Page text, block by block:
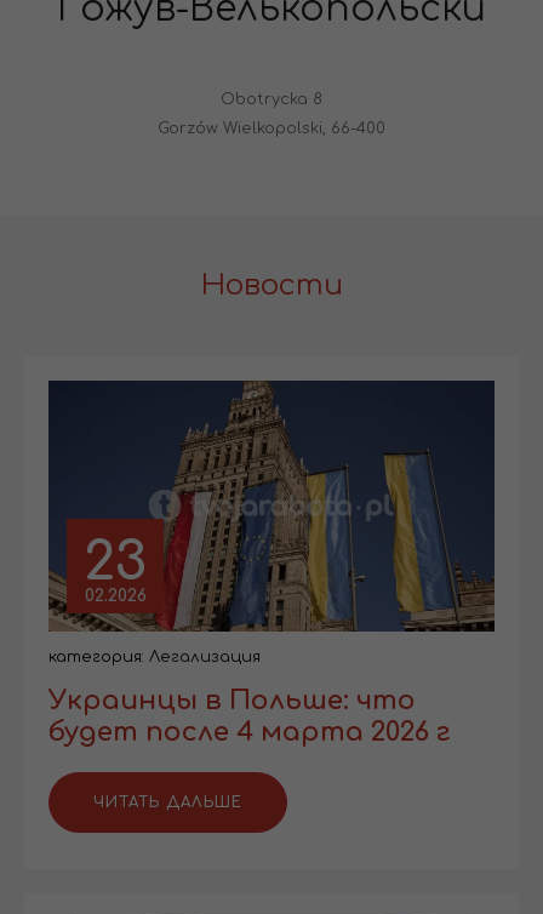
Гожув-Велькопольски
Obotrycka 8
Gorzów Wielkopolski, 66-400
Новости
23
02.2026
категория: Легализация
Украинцы в Польше: что
будет после 4 марта 2026 г
ЧИТАТЬ ДАЛЬШЕ